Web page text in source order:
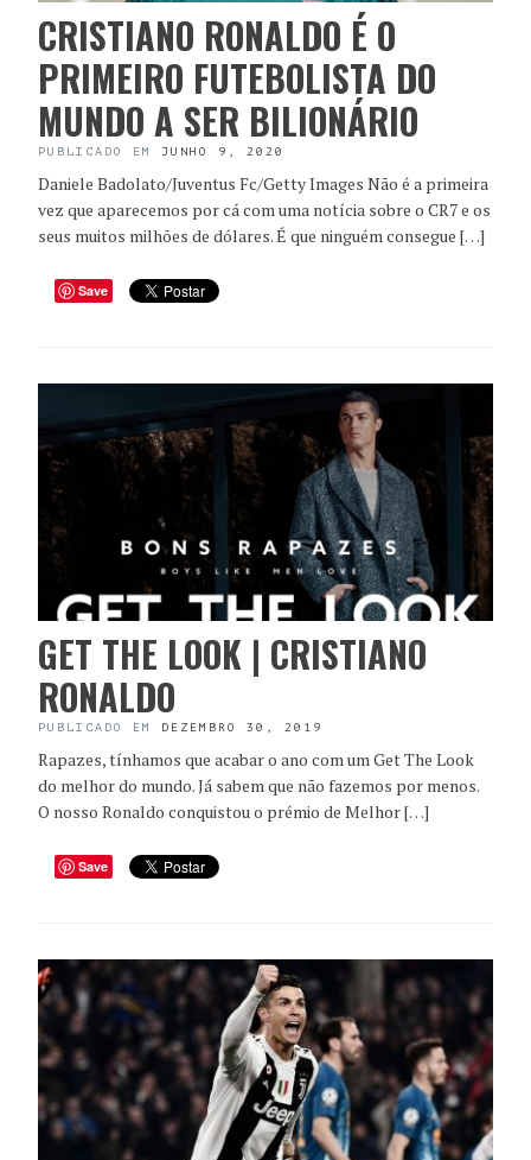
CRISTIANO RONALDO É O
PRIMEIRO FUTEBOLISTA DO
MUNDO A SER BILIONÁRIO
PUBLICADO EM JUNHO 9, 2020
Daniele Badolato/Juventus Fc/Getty Images Não é a primeira
vez que aparecemos por cá com uma notícia sobre o CR7 e os
seus muitos milhões de dólares. É que ninguém consegue […]
Save
GET THE LOOK | CRISTIANO
RONALDO
PUBLICADO EM DEZEMBRO 30, 2019
Rapazes, tínhamos que acabar o ano com um Get The Look
do melhor do mundo. Já sabem que não fazemos por menos.
O nosso Ronaldo conquistou o prémio de Melhor […]
Save